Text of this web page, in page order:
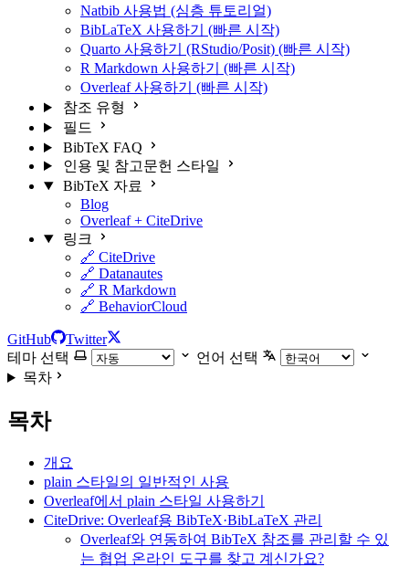
Natbib 사용법 (심층 튜토리얼)
BibLaTeX 사용하기 (빠른 시작)
Quarto 사용하기 (RStudio/Posit) (빠른 시작)
R Markdown 사용하기 (빠른 시작)
Overleaf 사용하기 (빠른 시작)
참조 유형
필드
BibTeX FAQ
인용 및 참고문헌 스타일
BibTeX 자료
Blog
Overleaf + CiteDrive
링크
🔗 CiteDrive
🔗 Datanautes
🔗 R Markdown
🔗 BehaviorCloud
GitHub
Twitter
테마 선택
언어 선택
목차
목차
개요
plain 스타일의 일반적인 사용
Overleaf에서 plain 스타일 사용하기
CiteDrive: Overleaf용 BibTeX·BibLaTeX 관리
Overleaf와 연동하여 BibTeX 참조를 관리할 수 있
는 협업 온라인 도구를 찾고 계신가요?